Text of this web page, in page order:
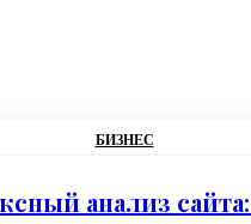
БИЗНЕС
анализ